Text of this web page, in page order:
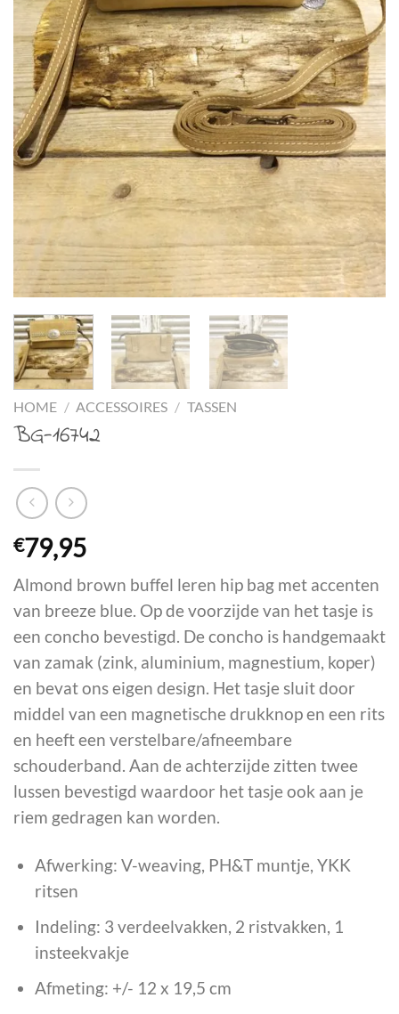
HOME / ACCESSOIRES / TASSEN
BG-16742
€79,95
Almond brown buffel leren hip bag met accenten
van breeze blue. Op de voorzijde van het tasje is
een concho bevestigd. De concho is handgemaakt
van zamak (zink, aluminium, magnestium, koper)
en bevat ons eigen design. Het tasje sluit door
middel van een magnetische drukknop en een rits
en heeft een verstelbare/afneembare
schouderband. Aan de achterzijde zitten twee
lussen bevestigd waardoor het tasje ook aan je
riem gedragen kan worden.
Afwerking: V-weaving, PH&T muntje, YKK
ritsen
Indeling: 3 verdeelvakken, 2 ristvakken, 1
insteekvakje
Afmeting: +/- 12 x 19,5 cm